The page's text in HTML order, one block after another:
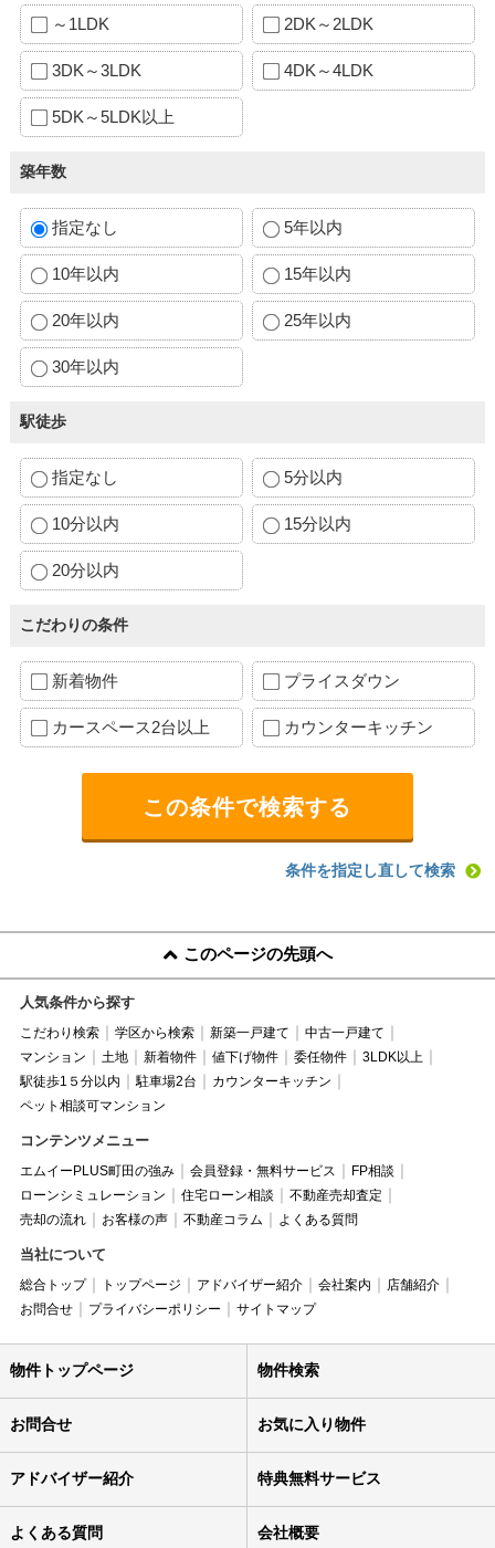
～1LDK 2DK～2LDK
3DK～3LDK 4DK～4LDK
5DK～5LDK以上
築年数
指定なし 5年以内
10年以内 15年以内
20年以内 25年以内
30年以内
駅徒歩
指定なし 5分以内
10分以内 15分以内
20分以内
こだわりの条件
新着物件 プライスダウン
カースペース2台以上 カウンターキッチン
条件を指定し直して検索
このページの先頭へ
人気条件から探す
こだわり検索 学区から検索 新築一戸建て
中古一戸建て
マンション
土地 新着物件 値下げ物件 委任物件
3LDK以上
駅徒歩1５分以内
駐車場2台
カウンターキッチン
ペット相談可マンション
コンテンツメニュー
エムイーPLUS町田の強み 会員登録・無料サービス
FP相談
ローンシミュレーション
住宅ローン相談
不動産売却査定
売却の流れ
お客様の声 不動産コラム よくある質問
当社について
総合トップ トップページ アドバイザー紹介 会社案内
店舗紹介
お問合せ
プライバシーポリシー サイトマップ
物件トップページ 物件検索
お問合せ お気に入り物件
アドバイザー紹介 特典無料サービス
よくある質問 会社概要